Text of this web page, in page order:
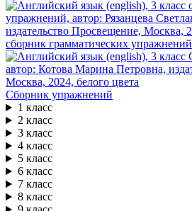
сборник грамматических упражнений
Сборник упражнений
1 класс
2 класс
3 класс
4 класс
5 класс
6 класс
7 класс
8 класс